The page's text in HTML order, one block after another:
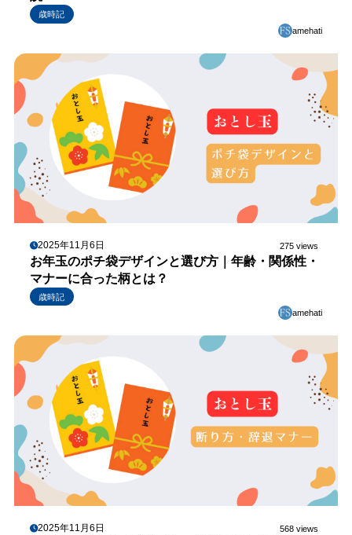
歳時記
amehati
2025年11月6日 275 views
お年玉のポチ袋デザインと選び方｜年齢・関係性・
マナーに合った柄とは？
歳時記
amehati
2025年11月6日 568 views